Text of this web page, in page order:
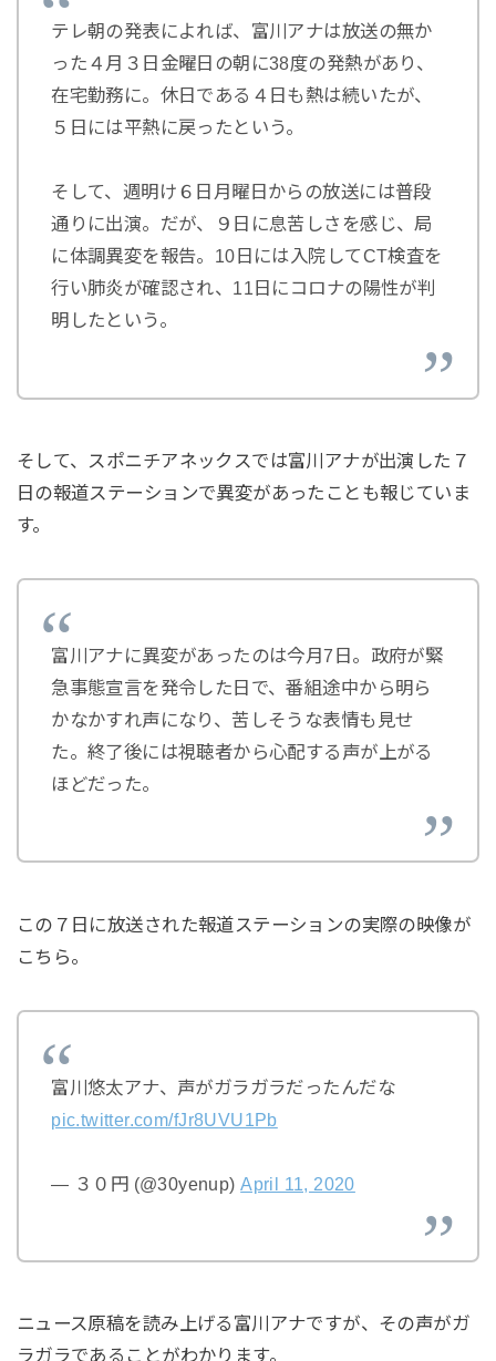
テレ朝の発表によれば、富川アナは放送の無か
った４月３日金曜日の朝に38度の発熱があり、
在宅勤務に。休日である４日も熱は続いたが、
５日には平熱に戻ったという。
そして、週明け６日月曜日からの放送には普段
通りに出演。だが、９日に息苦しさを感じ、局
に体調異変を報告。10日には入院してCT検査を
行い肺炎が確認され、11日にコロナの陽性が判
明したという。
そして、スポニチアネックスでは富川アナが出演した７
日の報道ステーションで異変があったことも報じていま
す。
富川アナに異変があったのは今月7日。政府が緊
急事態宣言を発令した日で、番組途中から明ら
かなかすれ声になり、苦しそうな表情も見せ
た。終了後には視聴者から心配する声が上がる
ほどだった。
この７日に放送された報道ステーションの実際の映像が
こちら。
富川悠太アナ、声がガラガラだったんだな
pic.twitter.com/fJr8UVU1Pb
— ３０円 (@30yenup)April 11, 2020
ニュース原稿を読み上げる富川アナですが、その声がガ
ラガラであることがわかります。